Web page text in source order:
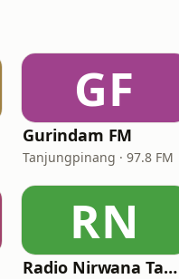
GF
Gurindam FM
Tanjungpinang · 97.8 FM
RN
Radio Nirwana Tanjung